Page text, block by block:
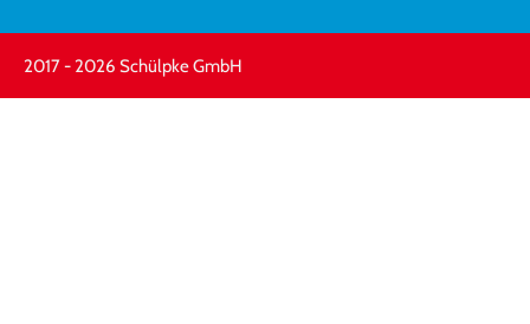
2017 - 2026 Schülpke GmbH